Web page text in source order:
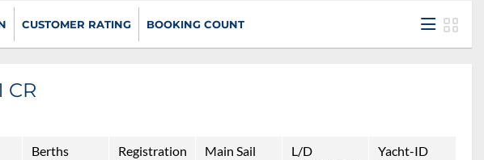
CUSTOMER RATING BOOKING COUNT
CR
Berths
Registration
Main Sail
L/D
Yacht-ID